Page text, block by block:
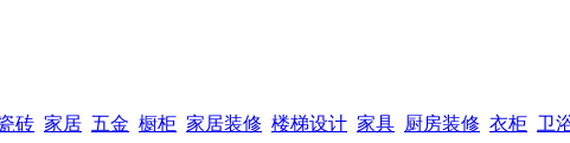
砖 家居 五金 橱柜 家居装修 楼梯设计 家具 厨房装修 衣柜 卫